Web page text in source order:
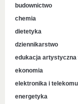
budownictwo
chemia
dietetyka
dziennikarstwo
edukacja
ekonomia
elektronika i
energetyka